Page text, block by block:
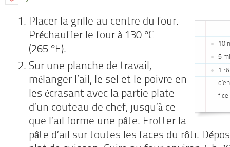
10
5
1
Placer la grille au centre du four.
Préchauffer le four à 130 °C
(265 °F).
Sur une planche de travail,
mélanger l’ail, le sel et le poivre en
les écrasant avec la partie plate
d’un couteau de chef, jusqu’à ce
que l’ail forme une pâte. Frotter la
pâte d’ail sur toutes les faces du rôti.